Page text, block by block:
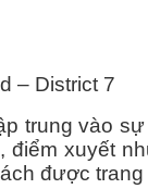
– District 7
trung vào
xuyết
được